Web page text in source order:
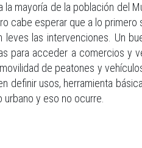
mayoría de la población del
cabe esperar que a lo
las intervenciones. Un
para acceder a comercios y
de peatones y
definir usos, herramienta
y eso no ocurre.